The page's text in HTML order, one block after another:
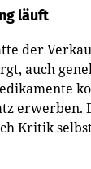
läuft
der
auch
erwerben.
Kritik